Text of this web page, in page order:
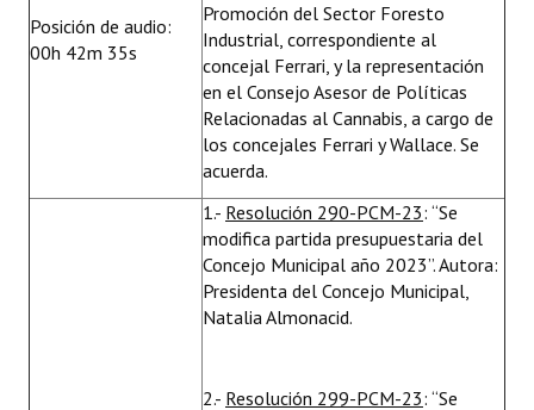
Posición de audio:
00h 42m 35s
Promoción del Sector Foresto
Industrial, correspondiente al
concejal Ferrari, y la representación
en el Consejo Asesor de Políticas
Relacionadas al Cannabis, a cargo de
los concejales Ferrari y Wallace. Se
acuerda.
1.- Resolución 290-PCM-23: “Se
modifica partida presupuestaria del
Concejo Municipal año 2023”. Autora:
Presidenta del Concejo Municipal,
Natalia Almonacid.
2.- Resolución 299-PCM-23: “Se